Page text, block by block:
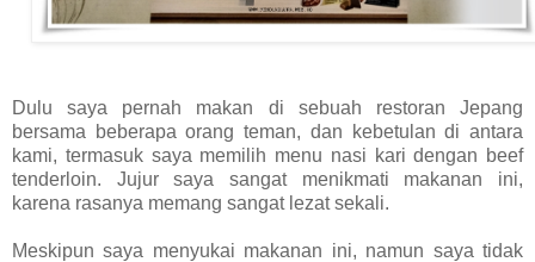
Dulu saya pernah makan di sebuah restoran Jepang
bersama beberapa orang teman, dan kebetulan di antara
kami, termasuk saya memilih menu nasi kari dengan beef
tenderloin. Jujur saya sangat menikmati makanan ini,
karena rasanya memang sangat lezat sekali.
Meskipun saya menyukai makanan ini, namun saya tidak